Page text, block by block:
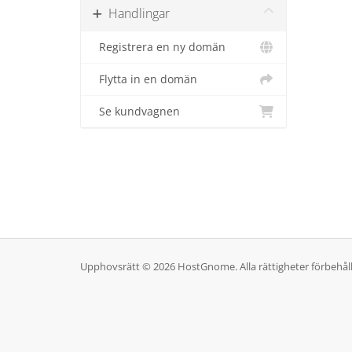
Handlingar
Registrera en ny domän
Flytta in en domän
Se kundvagnen
Upphovsrätt © 2026 HostGnome. Alla rättigheter